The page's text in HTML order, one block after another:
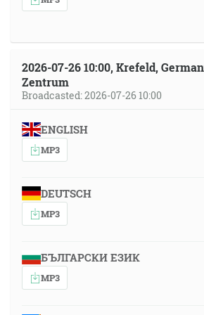
2026-07-26 10:00, Krefeld,
Zentrum
Broadcasted: 2026-07-26 10:00
ENGLISH
MP3
DEUTSCH
MP3
БЪЛГАРСКИ ЕЗИК
MP3